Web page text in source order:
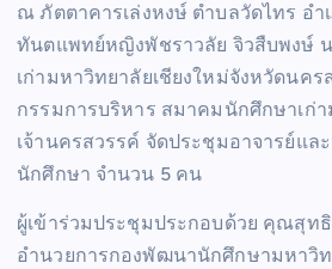
ณ ภัตตาคารเล่งหงษ์ ตำบลวัดไทร อำ
ทันตแพทย์หญิงพัชราวลัย จิวสืบพงษ์
เก่ามหาวิทยาลัยเชียงใหม่จังหวัดนค
กรรมการบริหาร สมาคมนักศึกษาเก่า
เจ้านครสวรรค์ จัดประชุมอาจารย์แล
นักศึกษา จำนวน 5 คน
ผู้เข้าร่วมประชุมประกอบด้วย คุณสุ
อำนวยการกองพัฒนานักศึกษามหาวิ